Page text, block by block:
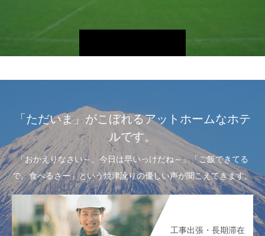
「ただいま」がこぼれるアットホームなホテ
ルです。
「おかえりなさい～、今日は早いっけだね～」「ご飯できてる
で、食べるさー」という焼津訛りの優しい声が聞こえてきます。
工事出張・長期滞在